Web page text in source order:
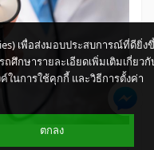
เพื่อส่งมอบประสบการณ์ที่ดียิ่ง
ศึกษารายละเอียดเพิ่มเติมเกี่ยวกั
ในการใช้คุกกี้ และวิธีการตั้งค่า
ตกลง